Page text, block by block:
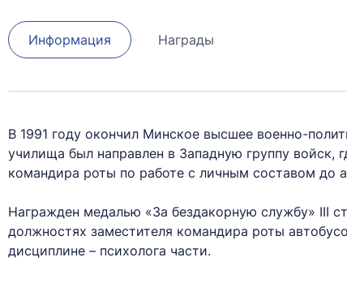
Информация Награды
В 1991 году окончил Минское высшее военно-
училища был направлен в Западную группу войск,
командира роты по работе с личным составом до
Награжден медалью «За бездакорную службу» ІІІ
должностях заместителя командира роты
дисциплине – психолога части.